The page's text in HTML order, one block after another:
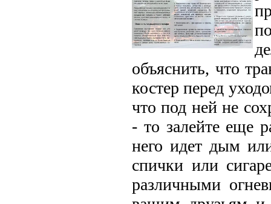
объяснить, что
костер перед
что под ней не
- то залейте еще
него идет дым
спички или
различными